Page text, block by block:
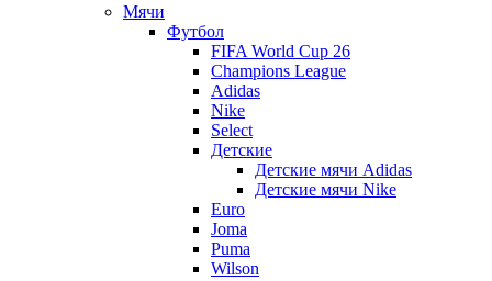
Мячи
Футбол
FIFA World Cup 26
Champions League
Adidas
Nike
Select
Детские
Детские мячи Adidas
Детские мячи Nike
Euro
Joma
Puma
Wilson